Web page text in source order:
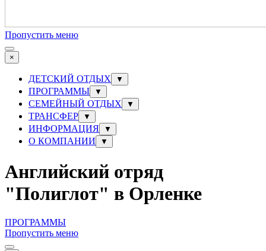
Пропустить меню
×
ДЕТСКИЙ ОТДЫХ ▼
ПРОГРАММЫ ▼
СЕМЕЙНЫЙ ОТДЫХ ▼
ТРАНСФЕР ▼
ИНФОРМАЦИЯ ▼
О КОМПАНИИ ▼
Английский отряд
"Полиглот" в Орленке
ПРОГРАММЫ
Пропустить меню